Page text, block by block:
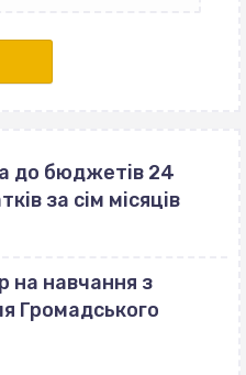
до бюджетів 24
за сім місяців
на навчання з
Громадського